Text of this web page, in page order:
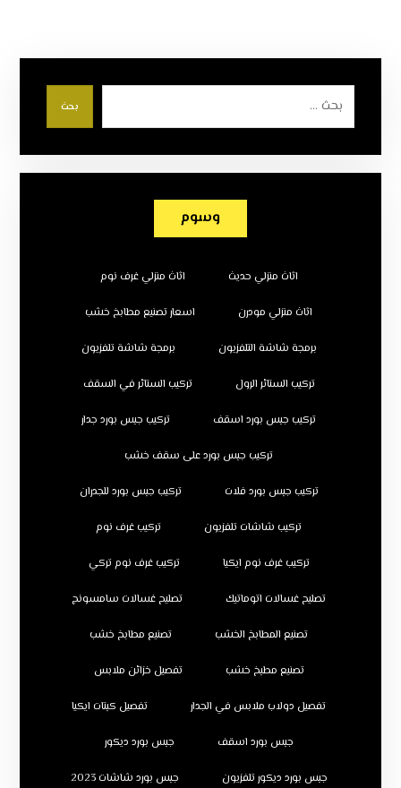
بحث
وسوم
اثاث منزلي حديث اثاث منزلي غرف نوم
اثاث منزلي مودرن اسعار تصنيع مطابخ خشب
برمجة شاشة التلفزيون برمجة شاشة تلفزيون
تركيب الستائر الرول تركيب الستائر في السقف
تركيب جبس بورد اسقف تركيب جبس بورد جدار
تركيب جبس بورد على سقف خشب
تركيب جبس بورد فلات تركيب جبس بورد للجدران
تركيب شاشات تلفزيون تركيب غرف نوم
تركيب غرف نوم ايكيا تركيب غرف نوم تركي
تصليح غسالات اتوماتيك تصليح غسالات سامسونج
تصنيع المطابخ الخشب تصنيع مطابخ خشب
تصنيع مطبخ خشب تفصيل خزائن ملابس
تفصيل دولاب ملابس في الجدار تفصيل كبتات ايكيا
جبس بورد اسقف جبس بورد ديكور
جبس بورد ديكور تلفزيون جبس بورد شاشات 2023